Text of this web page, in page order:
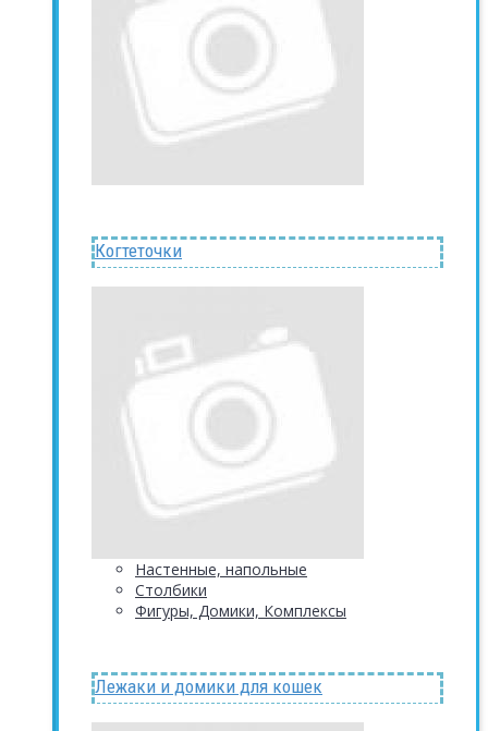
Когтеточки
Настенные, напольные
Столбики
Фигуры, Домики, Комплексы
Лежаки и домики для кошек